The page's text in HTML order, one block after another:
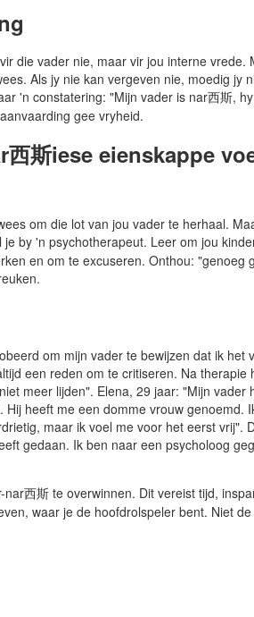
die vader nie, maar vir jou interne vrede.
Als jy nie kan vergeven nie, moedig jy
'n constatering: "Mijn vader is nar西斯,
gee vryheid.
斯iese eienskappe
om die lot van jou vader te herhaal.
by 'n psychotherapeut. Leer om jou
en om te excuseren. Onthou: "genoeg
om mijn vader te bewijzen dat ik het
een reden om te critiseren. Na therapie
meer lijden". Elena, 29 jaar: "Mijn vader
heeft me een domme vrouw genoemd.
maar ik voel me voor het eerst vrij".
gedaan. Ik ben naar een psycholoog
西斯 te overwinnen. Dit vereist tijd,
waar je de hoofdrolspeler bent. Niet de